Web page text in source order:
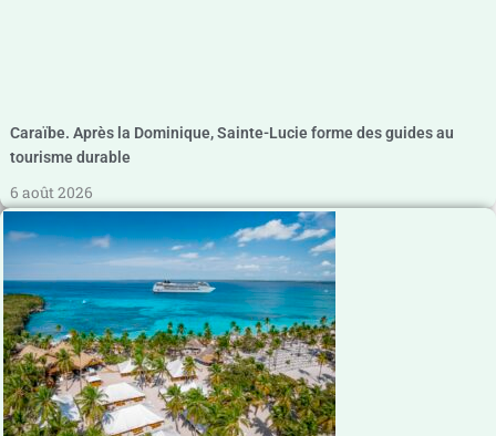
Caraïbe. Après la Dominique, Sainte-Lucie forme des guides au
tourisme durable
6 août 2026